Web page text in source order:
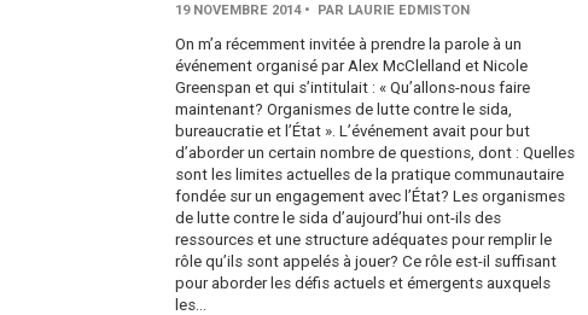
19 NOVEMBRE 2014 • PAR LAURIE EDMISTON
On m’a récemment invitée à prendre la parole à un
événement organisé par Alex McClelland et Nicole
Greenspan et qui s’intitulait : « Qu’allons-nous faire
maintenant? Organismes de lutte contre le sida,
bureaucratie et l’État ». L’événement avait pour but
d’aborder un certain nombre de questions, dont : Quelles
sont les limites actuelles de la pratique communautaire
fondée sur un engagement avec l’État? Les organismes
de lutte contre le sida d’aujourd’hui ont-ils des
ressources et une structure adéquates pour remplir le
rôle qu’ils sont appelés à jouer? Ce rôle est-il suffisant
pour aborder les défis actuels et émergents auxquels
les...